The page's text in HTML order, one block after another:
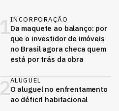
1INCORPORAÇÃO
Da maquete ao balanço: por
que o investidor de imóveis
no Brasil agora checa quem
está por trás da obra
2ALUGUEL
O aluguel no enfrentamento
ao déficit habitacional